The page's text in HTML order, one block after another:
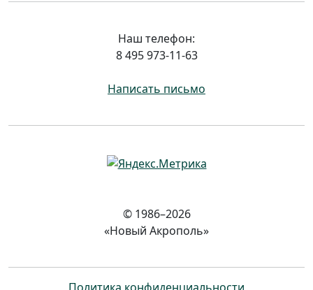
Наш телефон:
8 495 973-11-63
Написать письмо
© 1986–2026
«Новый Акрополь»